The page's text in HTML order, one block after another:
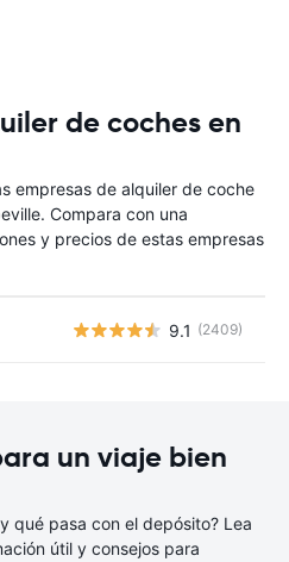
de coches en
empresas de alquiler de coche
Compara con una
y precios de estas empresas
9.1 (2409)
un viaje bien
qué pasa con el depósito? Lea
útil y consejos para